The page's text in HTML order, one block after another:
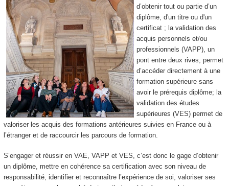
d’obtenir tout ou partie d’un
diplôme, d'un titre ou d'un
certificat ; la validation des
acquis personnels et/ou
professionnels (VAPP), un
pont entre deux rives, permet
d’accéder directement à une
formation supérieure sans
avoir le prérequis diplôme; la
validation des études
supérieures (VES) permet de
valoriser les acquis des formations antérieures suivies en France ou à
l’étranger et de raccourcir les parcours de formation.
S’engager et réussir en VAE, VAPP et VES, c’est donc le gage d’obtenir
un diplôme, mettre en cohérence sa certification avec son niveau de
responsabilité, identifier et reconnaître l’expérience de soi, valoriser ses